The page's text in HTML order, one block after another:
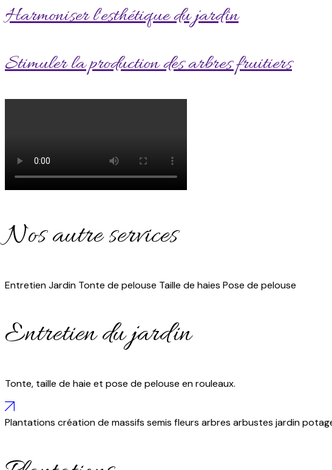
Harmoniser l'esthétique du jardin
Stimuler la production des arbres fruitiers
Nos autre services
EntretienJardin Tonte de pelouse Taille de haies Pose de pelouse
Entretien du jardin
Tonte, taille de haie et pose de pelouse en rouleaux.
Plantations création de massifs semis fleurs arbres arbustes jardin